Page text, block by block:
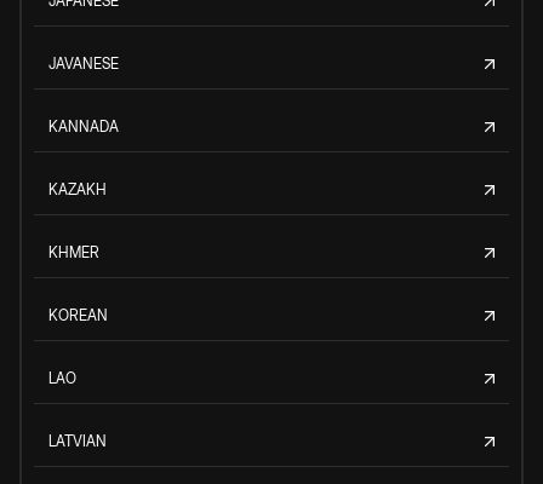
JAVANESE
KANNADA
KAZAKH
KHMER
KOREAN
LAO
LATVIAN